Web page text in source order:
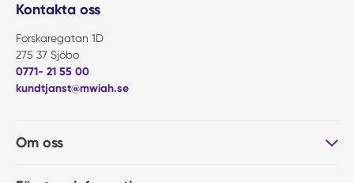
Kontakta oss
Forskaregatan 1D
275 37 Sjöbo
0771- 21 55 00
kundtjanst@mwiah.se
Om oss